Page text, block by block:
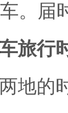
。
届
旅行
地的